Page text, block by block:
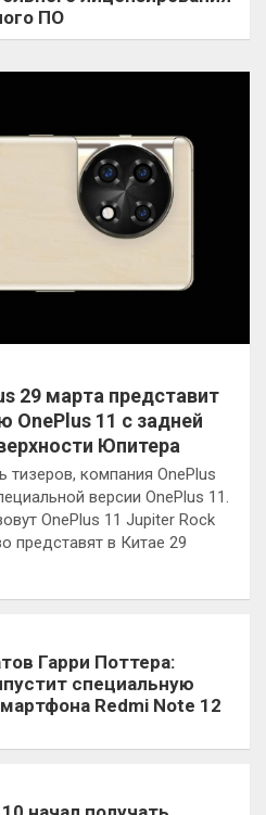
ПО
29 марта представит
OnePlus 11 с задней
Юпитера
тизеров, компания OnePlus
версии OnePlus 11.
OnePlus 11 Jupiter Rock
представят в Китае 29
Гарри Поттера:
специальную
Redmi Note 12